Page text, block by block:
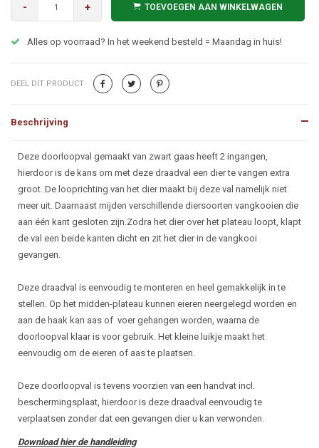
- + TOEVOEGEN AAN WINKELWAGEN
Alles op voorraad? In het weekend besteld = Maandag in huis!
DEEL DIT PRODUCT
Beschrijving
Beschrijving
Deze doorloopval gemaakt van zwart gaas heeft 2 ingangen,
hierdoor is de kans om met deze draadval een dier te vangen extra
groot. De looprichting van het dier maakt bij deze val namelijk niet
meer uit. Daarnaast mijden verschillende diersoorten vangkooien die
aan één kant gesloten zijn.Zodra het dier over het plateau loopt, klapt
de val een beide kanten dicht en zit het dier in de vangkooi
gevangen.
Deze draadval is eenvoudig te monteren en heel gemakkelijk in te
stellen. Op het midden-plateau kunnen eieren neergelegd worden en
aan de haak kan aas of voer gehangen worden, waarna de
doorloopval klaar is voor gebruik. Het kleine luikje maakt het
eenvoudig om de eieren of aas te plaatsen.
Deze doorloopval is tevens voorzien van een handvat incl.
beschermingsplaat, hierdoor is deze draadval eenvoudig te
verplaatsen zonder dat een gevangen dier u kan verwonden.
Download hier de handleiding